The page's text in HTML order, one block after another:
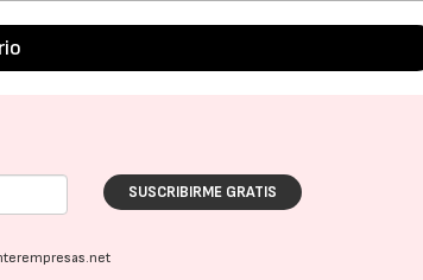
SUSCRIBIRME GRATIS